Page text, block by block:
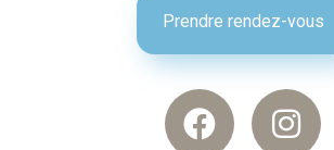
Prendre rendez-vous